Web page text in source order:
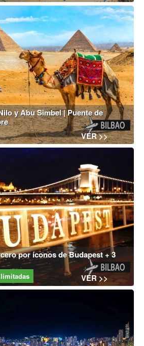
y Abu Simbel | Puente de
VER >>
por íconos de Budapest + 3
VER >>